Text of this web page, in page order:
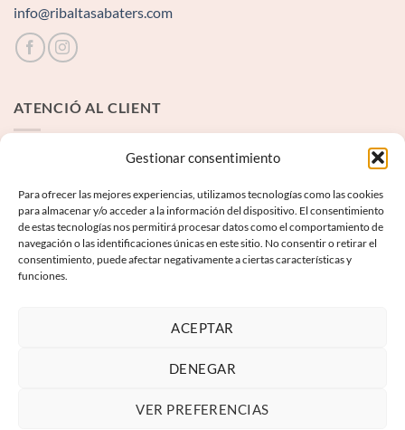
Gestionar consentimiento
Para ofrecer las mejores experiencias, utilizamos tecnologías como las cookies
para almacenar y/o acceder a la información del dispositivo. El consentimiento
de estas tecnologías nos permitirá procesar datos como el comportamiento de
navegación o las identificaciones únicas en este sitio. No consentir o retirar el
consentimiento, puede afectar negativamente a ciertas características y
funciones.
ACEPTAR
DENEGAR
VER PREFERENCIAS
info@ribaltasabaters.com
ATENCIÓ AL CLIENT
INFORMACIÓ LEGAL
Avís Legal